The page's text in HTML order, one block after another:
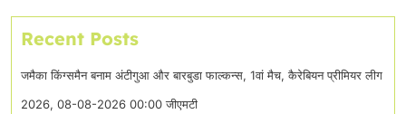
Recent Posts
जमैका किंग्समैन बनाम अंटीगुआ और बारबुडा फाल्कन्स, 1वां मैच, कैरेबियन प्रीमियर लीग
2026, 08-08-2026 00:00 जीएमटी